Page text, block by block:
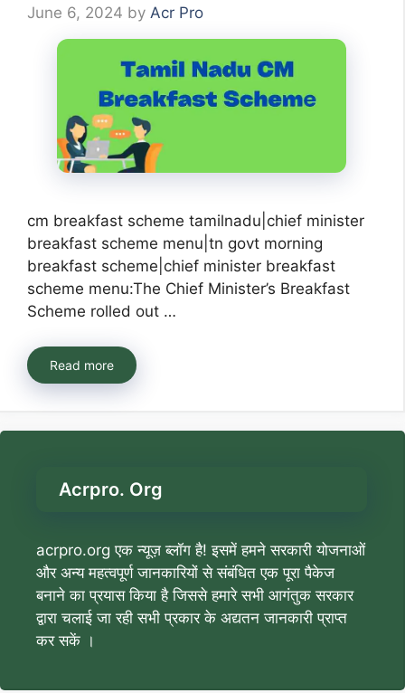
June 6, 2024 by Acr Pro
cm breakfast scheme tamilnadu|chief minister
breakfast scheme menu|tn govt morning
breakfast scheme|chief minister breakfast
scheme menu:The Chief Minister’s Breakfast
Scheme rolled out …
Read more
Acrpro. Org
acrpro.org एक न्यूज़ ब्लॉग है! इसमें हमने सरकारी योजनाओं
और अन्य महत्वपूर्ण जानकारियों से संबंधित एक पूरा पैकेज
बनाने का प्रयास किया है जिससे हमारे सभी आगंतुक सरकार
द्वारा चलाई जा रही सभी प्रकार के अद्यतन जानकारी प्राप्त
कर सकें ।